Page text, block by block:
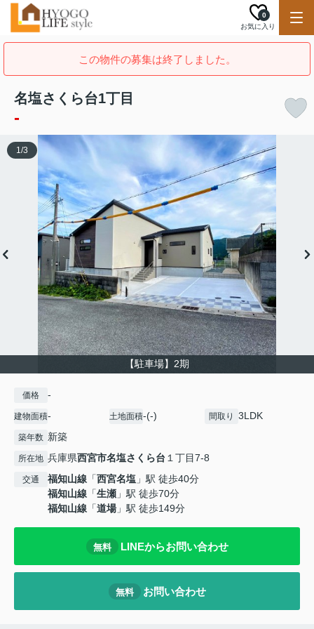
お気に入り
0
この物件の募集は終了しました。
名塩さくら台1丁目
-
【駐車場】2期
1/3
価格 -
建物面積- 土地面積-(-) 間取り 3LDK
築年数 新築
所在地 兵庫県西宮市名塩さくら台 １丁目7-8
交通 福知山線 「西宮名塩 」駅 徒歩40分
福知山線 「生瀬 」駅 徒歩70分
福知山線 「道場」駅 徒歩149分
無料 LINEからお問い合わせ
無料 お問い合わせ